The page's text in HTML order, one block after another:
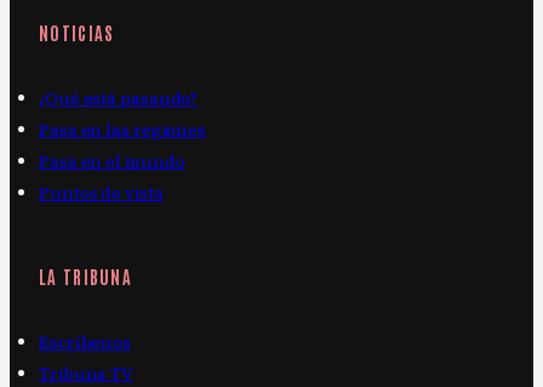
NOTICIAS
¿Qué está pasando?
Pasa en las regiones
Pasa en el mundo
Puntos de vista
LA TRIBUNA
Escríbenos
Tribuna TV